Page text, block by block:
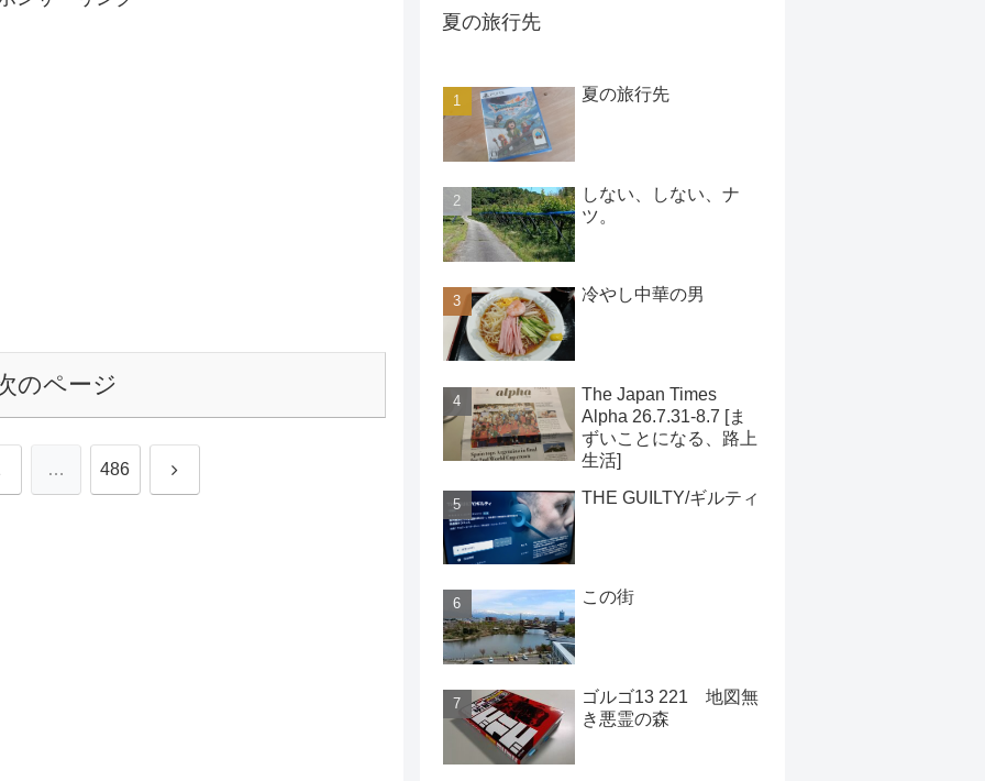
のページ
… 486 次
夏の旅行先
夏の旅行先
しない、しない、ナ
ツ。
冷やし中華の男
The Japan Times
Alpha 26.7.31-8.7 [ま
ずいことになる、路上
生活]
THE GUILTY/ギルティ
この街
ゴルゴ13 221 地図無
き悪霊の森